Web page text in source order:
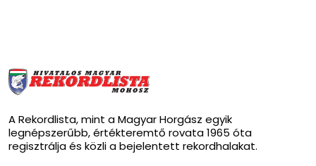
A Rekordlista, mint a Magyar Horgász egyik
legnépszerűbb, értékteremtő rovata 1965 óta
regisztrálja és közli a bejelentett rekordhalakat.